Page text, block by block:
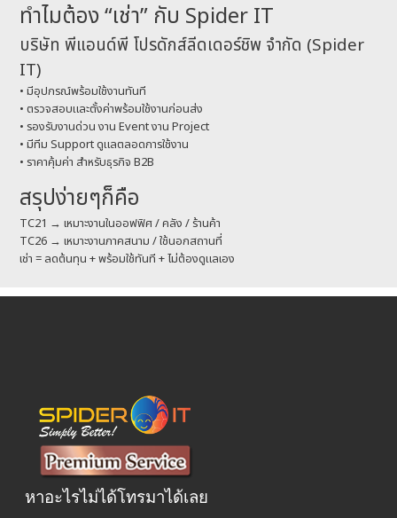
ทำไมต้อง “เช่า” กับ Spider IT
บริษัท พีแอนด์พี โปรดักส์ลีดเดอร์ชิพ จำกัด (Spider
IT)
• มีอุปกรณ์พร้อมใช้งานทันที
• ตรวจสอบและตั้งค่าพร้อมใช้งานก่อนส่ง
• รองรับงานด่วน งาน Event งาน Project
• มีทีม Support ดูแลตลอดการใช้งาน
• ราคาคุ้มค่า สำหรับธุรกิจ B2B
สรุปง่ายๆก็คือ
TC21 → เหมาะงานในออฟฟิศ / คลัง / ร้านค้า
TC26 → เหมาะงานภาคสนาม / ใช้นอกสถานที่
เช่า = ลดต้นทุน + พร้อมใช้ทันที + ไม่ต้องดูแลเอง
หาอะไรไม่ได้โทรมาได้เลย